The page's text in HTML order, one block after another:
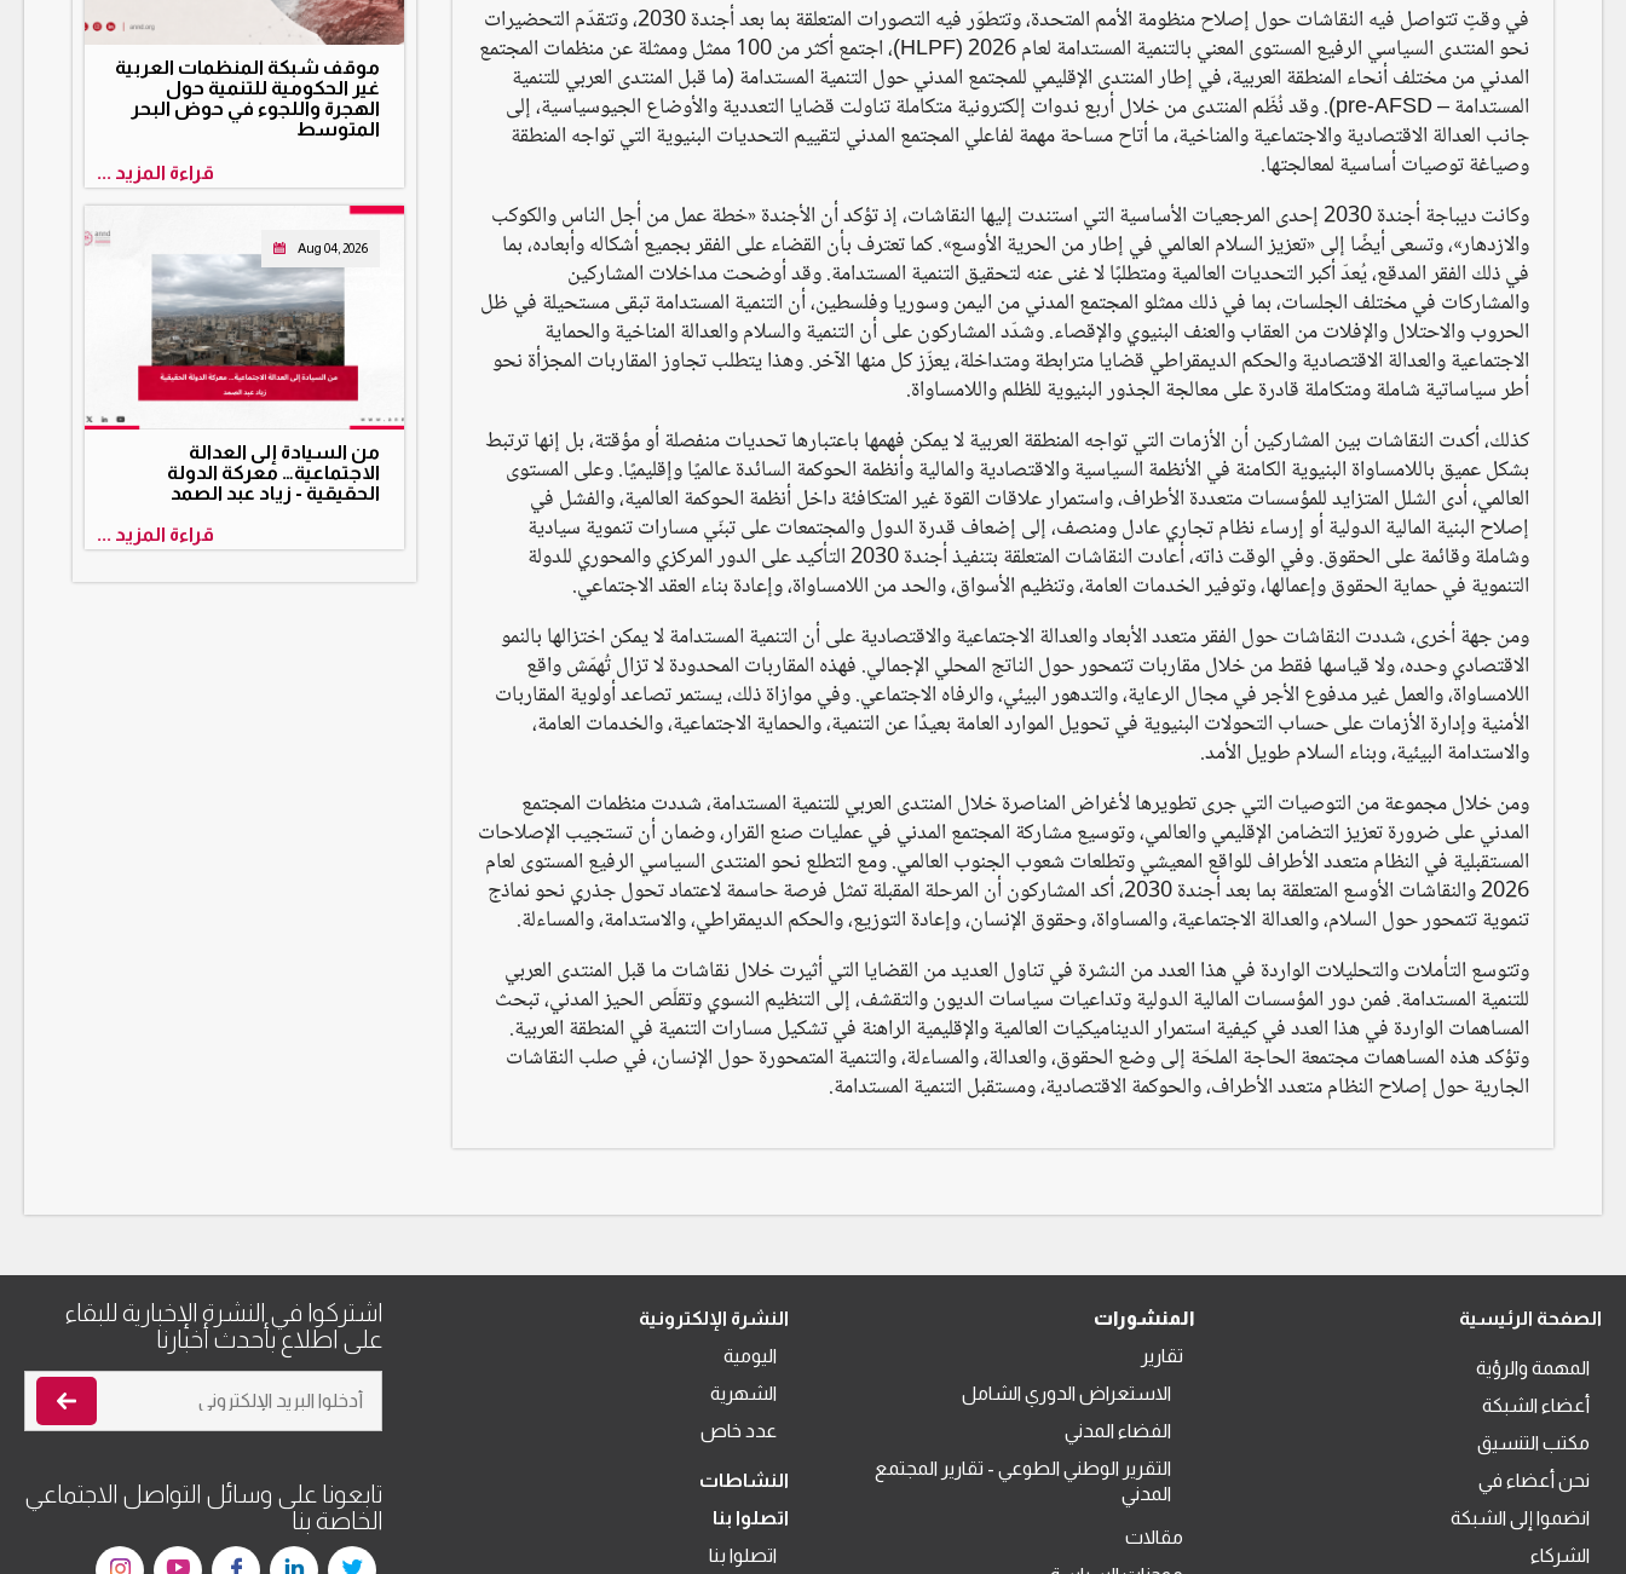
في وقتٍ تتواصل فيه النقاشات حول إصلاح منظومة الأمم المتحدة، وتتطوّر فيه التصورات المتعلقة بما بعد أجندة 2030، وتتقدّم التحضيرات
نحو المنتدى السياسي الرفيع المستوى المعني بالتنمية المستدامة لعام 2026 (HLPF)، اجتمع أكثر من 100 ممثل وممثلة عن منظمات المجتمع
المدني من مختلف أنحاء المنطقة العربية، في إطار المنتدى الإقليمي للمجتمع المدني حول التنمية المستدامة (ما قبل المنتدى العربي للتنمية
المستدامة – pre-AFSD). وقد نُظّم المنتدى من خلال أربع ندوات إلكترونية متكاملة تناولت قضايا التعددية والأوضاع الجيوسياسية، إلى
جانب العدالة الاقتصادية والاجتماعية والمناخية، ما أتاح مساحة مهمة لفاعلي المجتمع المدني لتقييم التحديات البنيوية التي تواجه المنطقة
وصياغة توصيات أساسية لمعالجتها.
وكانت ديباجة أجندة 2030 إحدى المرجعيات الأساسية التي استندت إليها النقاشات، إذ تؤكد أن الأجندة «خطة عمل من أجل الناس والكوكب
والازدهار»، وتسعى أيضًا إلى «تعزيز السلام العالمي في إطار من الحرية الأوسع». كما تعترف بأن القضاء على الفقر بجميع أشكاله وأبعاده، بما
في ذلك الفقر المدقع، يُعدّ أكبر التحديات العالمية ومتطلبًا لا غنى عنه لتحقيق التنمية المستدامة. وقد أوضحت مداخلات المشاركين
والمشاركات في مختلف الجلسات، بما في ذلك ممثلو المجتمع المدني من اليمن وسوريا وفلسطين، أن التنمية المستدامة تبقى مستحيلة في ظل
الحروب والاحتلال والإفلات من العقاب والعنف البنيوي والإقصاء. وشدّد المشاركون على أن التنمية والسلام والعدالة المناخية والحماية
الاجتماعية والعدالة الاقتصادية والحكم الديمقراطي قضايا مترابطة ومتداخلة، يعزّز كل منها الآخر. وهذا يتطلب تجاوز المقاربات المجزأة نحو
أطر سياساتية شاملة ومتكاملة قادرة على معالجة الجذور البنيوية للظلم واللامساواة.
كذلك، أكدت النقاشات بين المشاركين أن الأزمات التي تواجه المنطقة العربية لا يمكن فهمها باعتبارها تحديات منفصلة أو مؤقتة، بل إنها ترتبط
بشكل عميق باللامساواة البنيوية الكامنة في الأنظمة السياسية والاقتصادية والمالية وأنظمة الحوكمة السائدة عالميًا وإقليميًا. وعلى المستوى
العالمي، أدى الشلل المتزايد للمؤسسات متعددة الأطراف، واستمرار علاقات القوة غير المتكافئة داخل أنظمة الحوكمة العالمية، والفشل في
إصلاح البنية المالية الدولية أو إرساء نظام تجاري عادل ومنصف، إلى إضعاف قدرة الدول والمجتمعات على تبنّي مسارات تنموية سيادية
وشاملة وقائمة على الحقوق. وفي الوقت ذاته، أعادت النقاشات المتعلقة بتنفيذ أجندة 2030 التأكيد على الدور المركزي والمحوري للدولة
التنموية في حماية الحقوق وإعمالها، وتوفير الخدمات العامة، وتنظيم الأسواق، والحد من اللامساواة، وإعادة بناء العقد الاجتماعي.
ومن جهة أخرى، شددت النقاشات حول الفقر متعدد الأبعاد والعدالة الاجتماعية والاقتصادية على أن التنمية المستدامة لا يمكن اختزالها بالنمو
الاقتصادي وحده، ولا قياسها فقط من خلال مقاربات تتمحور حول الناتج المحلي الإجمالي. فهذه المقاربات المحدودة لا تزال تُهمّش واقع
اللامساواة، والعمل غير مدفوع الأجر في مجال الرعاية، والتدهور البيئي، والرفاه الاجتماعي. وفي موازاة ذلك، يستمر تصاعد أولوية المقاربات
الأمنية وإدارة الأزمات على حساب التحولات البنيوية في تحويل الموارد العامة بعيدًا عن التنمية، والحماية الاجتماعية، والخدمات العامة،
والاستدامة البيئية، وبناء السلام طويل الأمد.
ومن خلال مجموعة من التوصيات التي جرى تطويرها لأغراض المناصرة خلال المنتدى العربي للتنمية المستدامة، شددت منظمات المجتمع
المدني على ضرورة تعزيز التضامن الإقليمي والعالمي، وتوسيع مشاركة المجتمع المدني في عمليات صنع القرار، وضمان أن تستجيب الإصلاحات
المستقبلية في النظام متعدد الأطراف للواقع المعيشي وتطلعات شعوب الجنوب العالمي. ومع التطلع نحو المنتدى السياسي الرفيع المستوى لعام
2026 والنقاشات الأوسع المتعلقة بما بعد أجندة 2030، أكد المشاركون أن المرحلة المقبلة تمثل فرصة حاسمة لاعتماد تحول جذري نحو نماذج
تنموية تتمحور حول السلام، والعدالة الاجتماعية، والمساواة، وحقوق الإنسان، وإعادة التوزيع، والحكم الديمقراطي، والاستدامة، والمساءلة.
وتتوسع التأملات والتحليلات الواردة في هذا العدد من النشرة في تناول العديد من القضايا التي أثيرت خلال نقاشات ما قبل المنتدى العربي
للتنمية المستدامة. فمن دور المؤسسات المالية الدولية وتداعيات سياسات الديون والتقشف، إلى التنظيم النسوي وتقلّص الحيز المدني، تبحث
المساهمات الواردة في هذا العدد في كيفية استمرار الديناميكيات العالمية والإقليمية الراهنة في تشكيل مسارات التنمية في المنطقة العربية.
وتؤكد هذه المساهمات مجتمعة الحاجة الملحّة إلى وضع الحقوق، والعدالة، والمساءلة، والتنمية المتمحورة حول الإنسان، في صلب النقاشات
الجارية حول إصلاح النظام متعدد الأطراف، والحوكمة الاقتصادية، ومستقبل التنمية المستدامة.
موقف شبكة المنظمات العربية
غير الحكومية للتنمية حول
الهجرة واللجوء في حوض البحر
المتوسط
قراءة المزيد ...
Aug 04, 2026
من السيادة إلى العدالة
الاجتماعية… معركة الدولة
الحقيقية - زياد عبد الصمد
قراءة المزيد ...
الصفحة الرئيسية
المهمة والرؤية
أعضاء الشبكة
مكتب التنسيق
نحن أعضاء في
انضموا إلى الشبكة
الشركاء
المنشورات
تقارير
الاستعراض الدوري الشامل
الفضاء المدني
التقرير الوطني الطوعي - تقارير المجتمع
المدني
مقالات
النشرة الإلكترونية
اليومية
الشهرية
عدد خاص
النشاطات
اتصلوا بنا
اتصلوا بنا
اشتركوا في النشرة الإخبارية للبقاء
على اطلاع بأحدث أخبارنا
تابعونا على وسائل التواصل الاجتماعي
الخاصة بنا